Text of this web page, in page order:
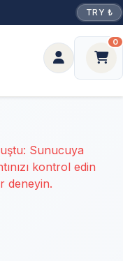
TRY ₺
0
Sunucuya
kontrol edin
deneyin.